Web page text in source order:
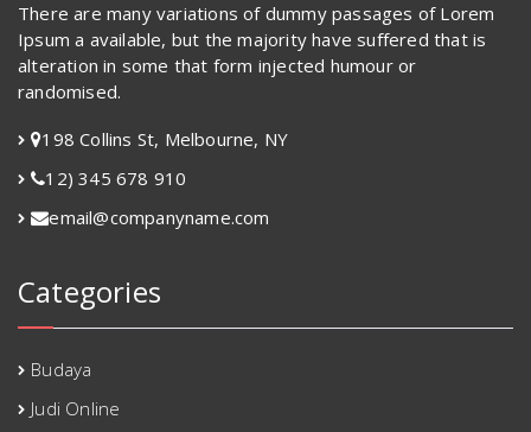
There are many variations of dummy passages of Lorem
Ipsum a available, but the majority have suffered that is
alteration in some that form injected humour or
randomised.
198 Collins St, Melbourne, NY
12) 345 678 910
email@companyname.com
Categories
Budaya
Judi Online